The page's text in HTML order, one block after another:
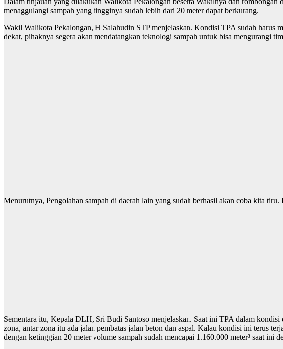
Dalam tinjauan yang dilakukan Walikota Pekalongan beserta Wakilnya dan
menaggulangi sampah yang tingginya sudah lebih dari 20 meter dapat berkurang.
Wakil Walikota Pekalongan, H Salahudin STP menjelaskan. Kondisi TPA sudah harus
dekat, pihaknya segera akan mendatangkan teknologi sampah untuk bisa mengurangi
Menurutnya, Pengolahan sampah di daerah lain yang sudah berhasil akan coba kita
Sementara itu, Kepala DLH, Sri Budi Santoso menjelaskan. Saat ini TPA dalam
zona, antar zona itu ada jalan pembatas jalan beton dan aspal. Kalau kondisi ini terus
dengan ketinggian 20 meter volume sampah sudah mencapai 1.160.000 meter³ saat ini